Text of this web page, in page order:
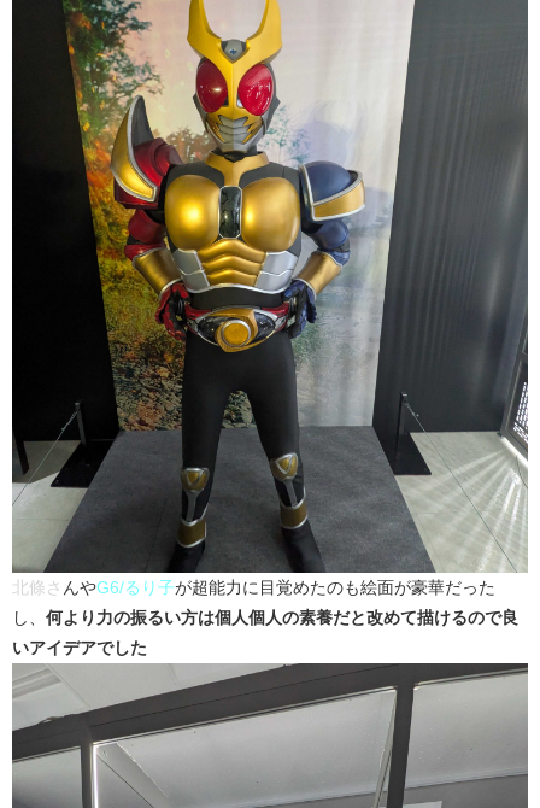
北條さ んやG6/るり子が超能力に目覚めたのも絵面が豪華だった
し、 何より力の振るい方は個人個人の素養だと改めて描けるので良
いアイデアでした